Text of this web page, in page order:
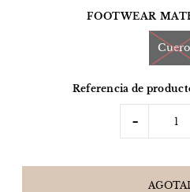
FOOTWEAR
Cuero
Referencia de
-